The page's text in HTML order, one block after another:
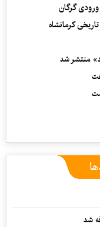
ورودی گرگان
کرمانشاه
منتشر شد
شد